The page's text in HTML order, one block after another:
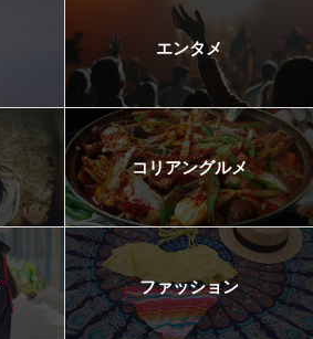
エンタメ
コリアングルメ
ファッション